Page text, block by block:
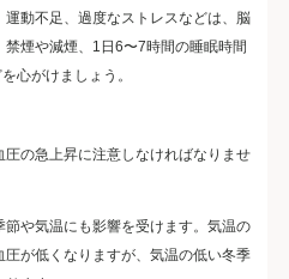
動不足、過度なストレスなどは、脳
煙や減煙、1日6〜7時間の睡眠時間
心がけましょう。
の急上昇に注意しなければなりませ
や気温にも影響を受けます。気温の
が低くなりますが、気温の低い冬季